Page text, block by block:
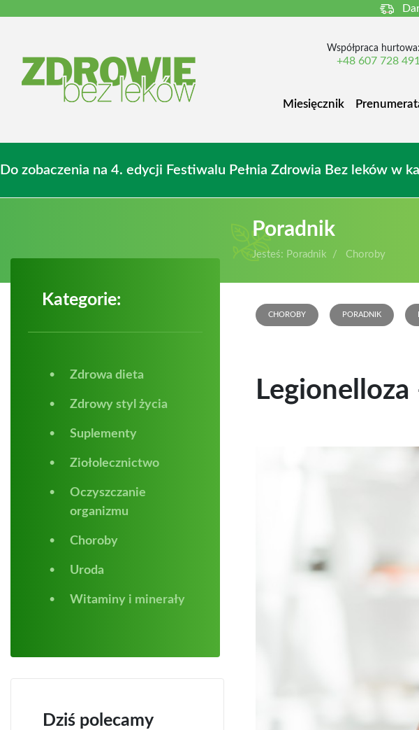
Współpraca hurtowa:
+48 607 728 491
Miesięcznik
Do zobaczenia na 4. edycji Festiwalu Pełnia Zdrowia Bez leków w
Poradnik
Jesteś: Poradnik Choroby
Kategorie:
Zdrowa dieta
Zdrowy styl życia
Suplementy
Ziołolecznictwo
Oczyszczanie
organizmu
Choroby
Uroda
Witaminy i minerały
Dziś polecamy
CHOROBY PORADNIK